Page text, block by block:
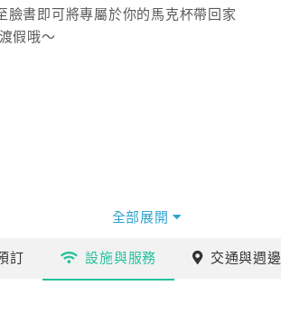
臉書即可將專屬於你的馬克杯帶回家
假哦～
全部展開
訂 設施與服務 交通與週邊